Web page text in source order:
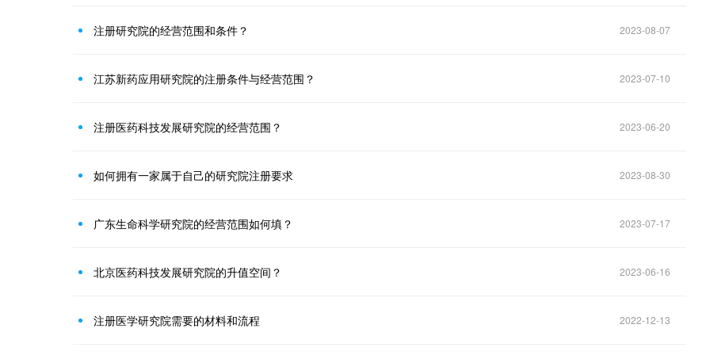
注册研究院的经营范围和条件？ 2023-08-07
江苏新药应用研究院的注册条件与经营范围？ 2023-07-10
注册医药科技发展研究院的经营范围？ 2023-06-20
如何拥有一家属于自己的研究院注册要求 2023-08-30
广东生命科学研究院的经营范围如何填？ 2023-07-17
北京医药科技发展研究院的升值空间？ 2023-06-16
注册医学研究院需要的材料和流程 2022-12-13